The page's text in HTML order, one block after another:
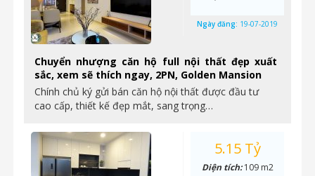
Chuyển nhượng căn hộ full nội thất đẹp xuất
sắc, xem sẽ thích ngay, 2PN, Golden Mansion
Chính chủ ký gửi bán căn hộ nội thất được đầu tư
cao cấp, thiết kế đẹp mắt, sang trọng…
Ngày đăng: 19-07-2019
5.15 Tỷ
Diện tích:109 m2